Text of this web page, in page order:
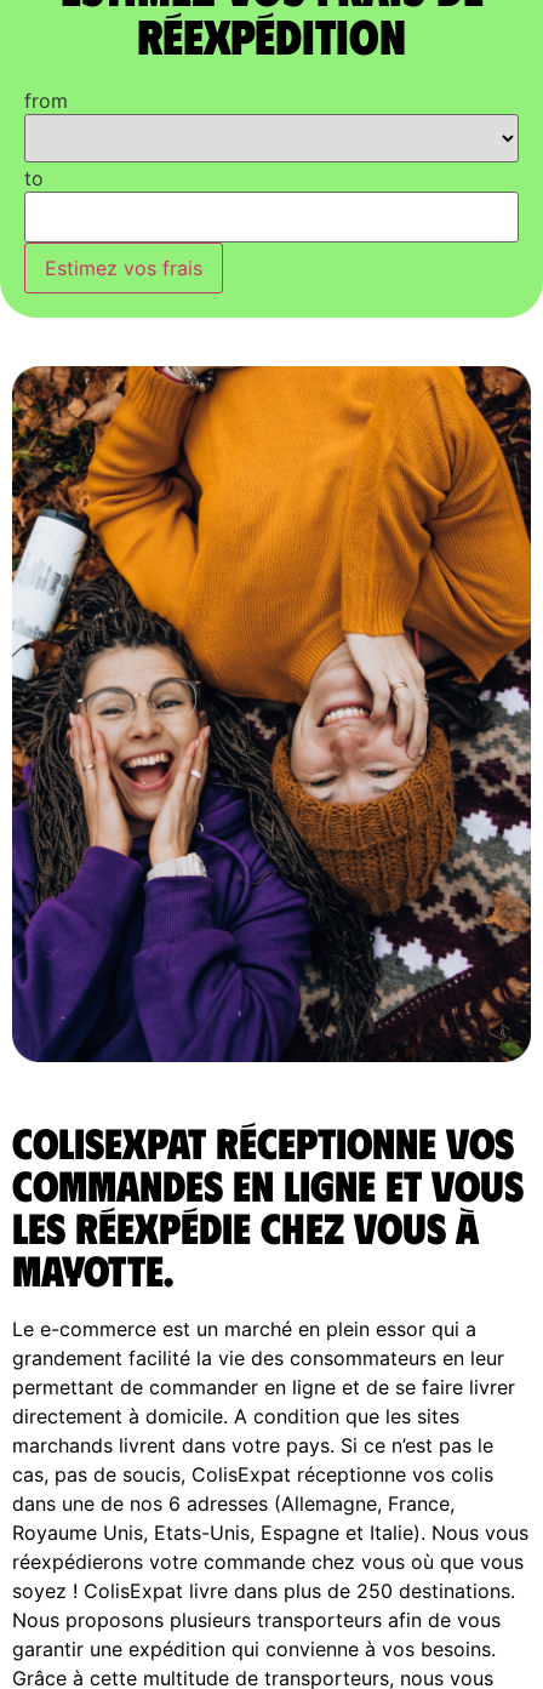
réexpédition
from
to
Estimez vos frais
ColisExpat réceptionne vos
commandes en ligne et vous
les réexpédie chez vous à
Mayotte.
Le e-commerce est un marché en plein essor qui a
grandement facilité la vie des consommateurs en leur
permettant de commander en ligne et de se faire livrer
directement à domicile. A condition que les sites
marchands livrent dans votre pays. Si ce n’est pas le
cas, pas de soucis, ColisExpat réceptionne vos colis
dans une de nos 6 adresses (Allemagne, France,
Royaume Unis, Etats-Unis, Espagne et Italie). Nous vous
réexpédierons votre commande chez vous où que vous
soyez ! ColisExpat livre dans plus de 250 destinations.
Nous proposons plusieurs transporteurs afin de vous
garantir une expédition qui convienne à vos besoins.
Grâce à cette multitude de transporteurs, nous vous